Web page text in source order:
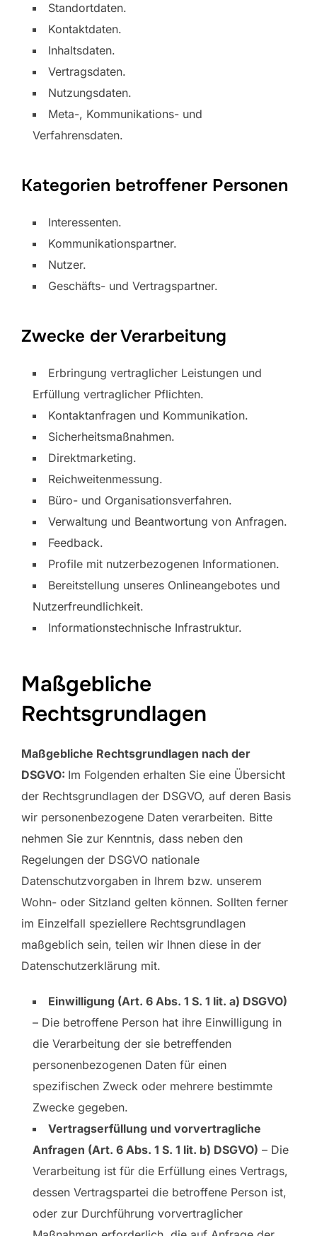
Standortdaten.
Kontaktdaten.
Inhaltsdaten.
Vertragsdaten.
Nutzungsdaten.
Meta-, Kommunikations- und
Verfahrensdaten.
Kategorien betroffener Personen
Interessenten.
Kommunikationspartner.
Nutzer.
Geschäfts- und Vertragspartner.
Zwecke der Verarbeitung
Erbringung vertraglicher Leistungen und
Erfüllung vertraglicher Pflichten.
Kontaktanfragen und Kommunikation.
Sicherheitsmaßnahmen.
Direktmarketing.
Reichweitenmessung.
Büro- und Organisationsverfahren.
Verwaltung und Beantwortung von Anfragen.
Feedback.
Profile mit nutzerbezogenen Informationen.
Bereitstellung unseres Onlineangebotes und
Nutzerfreundlichkeit.
Informationstechnische Infrastruktur.
Maßgebliche
Rechtsgrundlagen
Maßgebliche Rechtsgrundlagen nach der
DSGVO: Im Folgenden erhalten Sie eine Übersicht
der Rechtsgrundlagen der DSGVO, auf deren Basis
wir personenbezogene Daten verarbeiten. Bitte
nehmen Sie zur Kenntnis, dass neben den
Regelungen der DSGVO nationale
Datenschutzvorgaben in Ihrem bzw. unserem
Wohn- oder Sitzland gelten können. Sollten ferner
im Einzelfall speziellere Rechtsgrundlagen
maßgeblich sein, teilen wir Ihnen diese in der
Datenschutzerklärung mit.
Einwilligung (Art. 6 Abs. 1 S. 1 lit. a) DSGVO)
– Die betroffene Person hat ihre Einwilligung in
die Verarbeitung der sie betreffenden
personenbezogenen Daten für einen
spezifischen Zweck oder mehrere bestimmte
Zwecke gegeben.
Vertragserfüllung und vorvertragliche
Anfragen (Art. 6 Abs. 1 S. 1 lit. b) DSGVO) – Die
Verarbeitung ist für die Erfüllung eines Vertrags,
dessen Vertragspartei die betroffene Person ist,
oder zur Durchführung vorvertraglicher